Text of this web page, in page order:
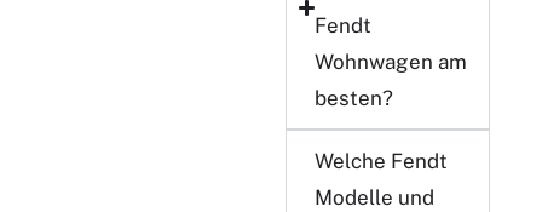
Fendt
Wohnwagen am
besten?
Welche Fendt
Modelle und